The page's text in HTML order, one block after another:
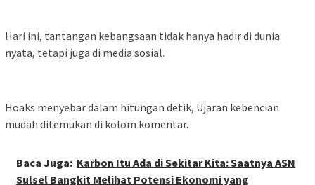
Hari ini, tantangan kebangsaan tidak hanya hadir di dunia
nyata, tetapi juga di media sosial.
Hoaks menyebar dalam hitungan detik, Ujaran kebencian
mudah ditemukan di kolom komentar.
Baca Juga: Karbon Itu Ada di Sekitar Kita: Saatnya ASN
Sulsel Bangkit Melihat Potensi Ekonomi yang